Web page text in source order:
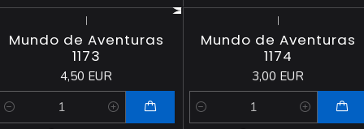
|
Mundo de Aventuras
1173
4,50 EUR
|
Mundo de Aventuras
1174
3,00 EUR
Quantidade